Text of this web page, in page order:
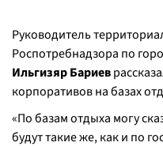
Руководитель
Роспотребнадзора по
Ильгизяр Бариев
корпоративов на базах
«По базам отдыха могу
будут такие же, как и по